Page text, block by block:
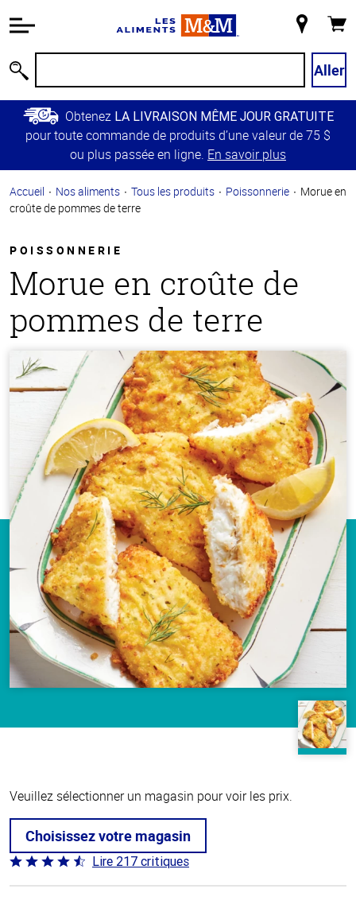
relative à
Passer
contenu
principal
Retour à
principale
magasin
Aller
Obtenez LA LIVRAISON MÊME JOUR GRATUITE
pour toute commande de produits d’une valeur de 75 $
ou plus passée en ligne. En savoir plus
Accueil Nos aliments Tous les produits Poissonnerie
Morue en
croûte de pommes de terre
POISSONNERIE
Morue en croûte de
pommes de terre
Veuillez sélectionner un magasin pour voir les prix.
Choisissez votre magasin
Coté
4.7 sur
Lire 217 critiques